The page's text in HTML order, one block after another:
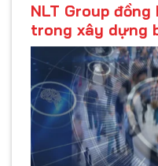
NLT Group
trong xây dựng